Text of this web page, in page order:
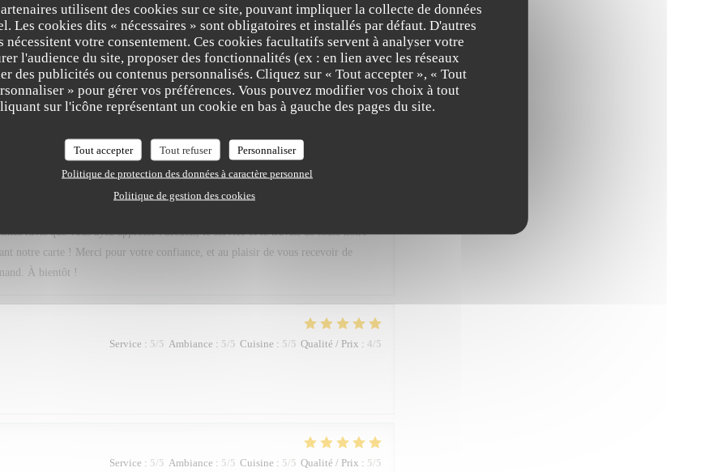
utilisent des cookies sur ce site, pouvant impliquer la collecte de données
Les cookies dits « nécessaires » sont obligatoires et installés par défaut. D'autres
votre consentement. Ces cookies facultatifs servent à analyser votre
l'audience du site, proposer des fonctionnalités (ex : en lien avec les réseaux
des publicités ou contenus personnalisés. Cliquez sur « Tout accepter », « Tout
» pour gérer vos préférences. Vous pouvez modifier vos choix à tout
sur l'icône représentant un cookie en bas à gauche des pages du site.
Tout accepter Tout refuser
Personnaliser
Politique de protection des données à caractère personnel
Politique de gestion des cookies
Service: 5/5 Ambiance: 5/5 Cuisine: 5 /5 Qualité / Prix : 5/5
très difficile , Tant de bonne préparation à déguster . Merci pour ce dîner
ravis que vous ayez apprécié l'accueil, le service et le travail de toute notre
notre carte ! Merci pour votre confiance, et au plaisir de vous recevoir de
À bientôt !
Service : 5/5 Ambiance : 5/5 Cuisine : 5/5 Qualité / Prix : 4/5
Service : 5/5 Ambiance : 5/5 Cuisine : 5/5 Qualité / Prix : 5/5